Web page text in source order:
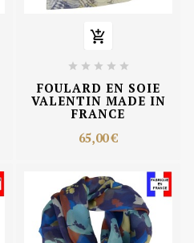

    
FOULARD EN SOIE
VALENTIN MADE IN
FRANCE
65,00 €